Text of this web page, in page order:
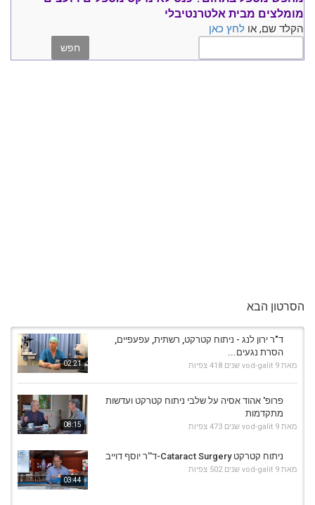
מומלצים מבית אלטרנטיבלי
הקלד שם, או לחץ כאן
הסרטון הבא
02:21
ד"ר ירון לנג - ניתוח קטרקט, רשתית, עפעפיים,
הסרת נגעים...
מאת vod-galit 9 שנים 418 צפיות
08:15
פרופ' אהוד אסיה על שלבי ניתוח קטרקט ועדשות
מתקדמות
מאת vod-galit 9 שנים 473 צפיות
03:44
ניתוח קטרקט Cataract Surgery-ד''ר יוסף דוייב
מאת vod-galit 9 שנים 502 צפיות